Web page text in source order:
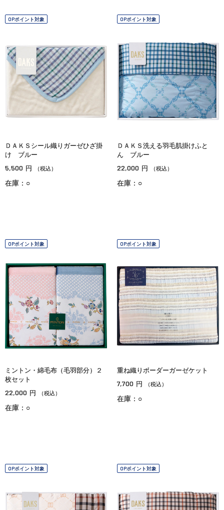
OPポイント対象
ＤＡＫＳシール織りガーゼひざ掛
け ブルー
5,500 円 （税込）
在庫：○
OPポイント対象
ＤＡＫＳ洗える羽毛肌掛けふと
ん ブルー
22,000 円 （税込）
在庫：○
OPポイント対象
ミントン・綿毛布（毛羽部分）２
枚セット
22,000 円 （税込）
在庫：○
OPポイント対象
重ね織りボーダーガーゼケット
7,700 円 （税込）
在庫：○
OPポイント対象 OPポイント対象